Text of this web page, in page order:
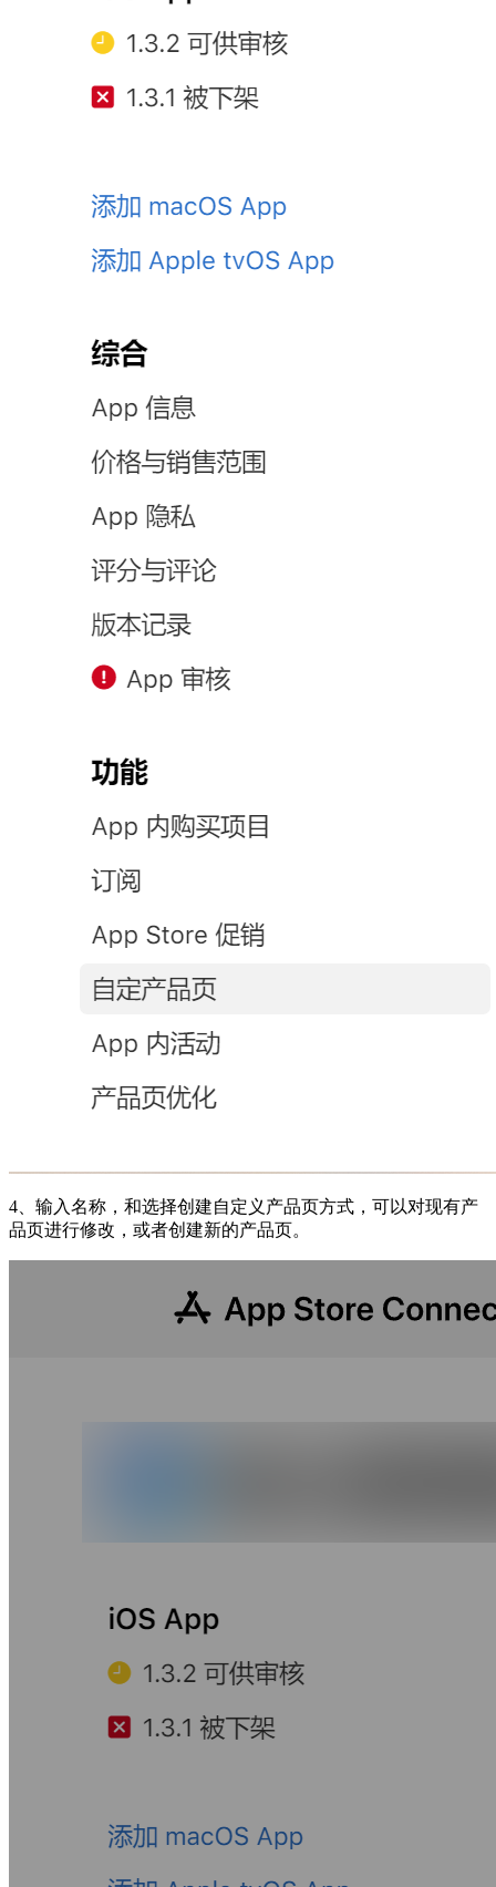
4、输入名称，和选择创建自定义产品页方式，可以对现有产
品页进行修改，或者创建新的产品页。